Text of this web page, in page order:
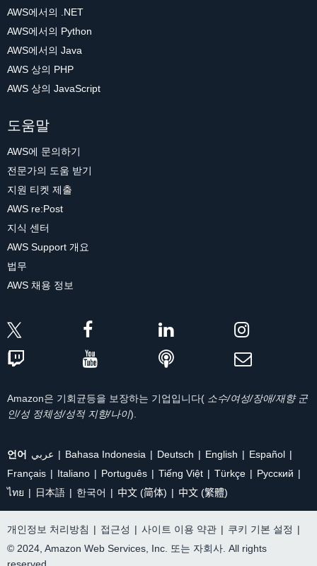
AWS에서의 .NET
AWS에서의 Python
AWS에서의 Java
AWS 상의 PHP
AWS 상의 JavaScript
도움말
AWS에 문의하기
전문가의 도움 받기
지원 티켓 제출
AWS re:Post
지식 센터
AWS Support 개요
법무
AWS 채용 정보
Amazon은 기회균등을 보장하는 기업입니다( 소수/여성/장애/재향 군
인/성 정체성/성적 지향/나이).
언어 عربي Bahasa Indonesia Deutsch English
Español
Français
Italiano Português Tiếng Việt Türkçe
Ρусский
ไทย
日本語 한국어 中文 (简体) 中文 (繁體)
개인정보 처리방침 | 접근성 | 사이트 이용 약관 | 쿠키 기본 설정 |
© 2024, Amazon Web Services, Inc. 또는 자회사. All rights